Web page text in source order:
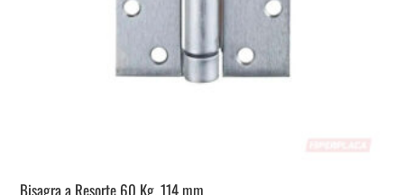
Bisagra a Resorte 60 Kg. 114 mm